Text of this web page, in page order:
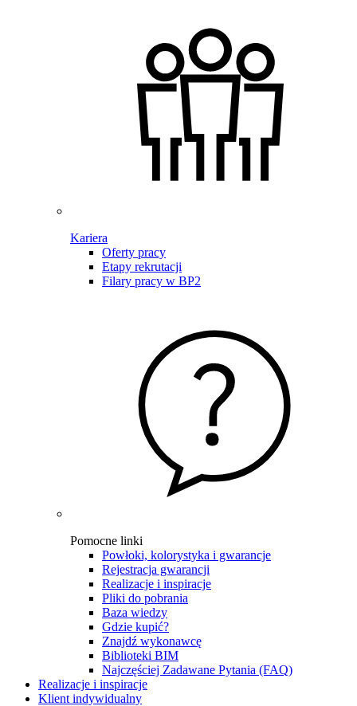
Kariera
Oferty pracy
Etapy rekrutacji
Filary pracy w BP2
Pomocne linki
Powłoki, kolorystyka i gwarancje
Rejestracja gwarancji
Realizacje i inspiracje
Pliki do pobrania
Baza wiedzy
Gdzie kupić?
Znajdź wykonawcę
Biblioteki BIM
Najczęściej Zadawane Pytania (FAQ)
Realizacje i inspiracje
Klient indywidualny